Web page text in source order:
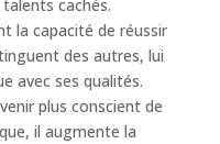
cachés.
la capacité de réussir
des autres, lui
avec ses qualités.
plus conscient de
il augmente la